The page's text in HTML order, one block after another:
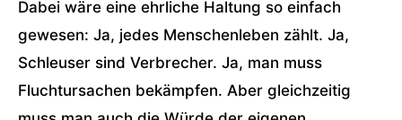
Dabei wäre eine ehrliche Haltung so einfach
gewesen: Ja, jedes Menschenleben zählt. Ja,
Schleuser sind Verbrecher. Ja, man muss
Fluchtursachen bekämpfen. Aber gleichzeitig